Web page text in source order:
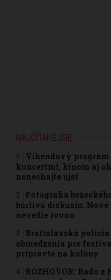
NAJČÍTANEJŠIE
Víkendový program
koncertmi, kinom aj
nenechajte ujsť
Fotografia
búrlivú diskusiu. Nové
nevedie rovno
Bratislavská polícia
obmedzenia pre
pripravte na kolóny
ROZHOVOR: Rado